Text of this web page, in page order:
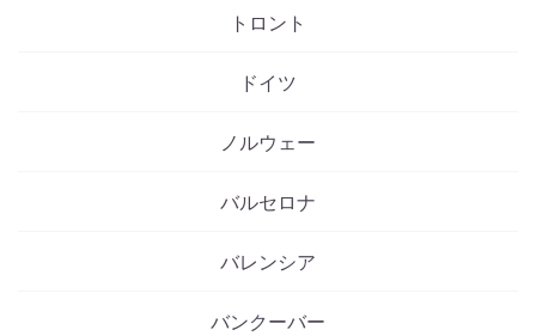
トロント
ドイツ
ノルウェー
バルセロナ
バレンシア
バンクーバー